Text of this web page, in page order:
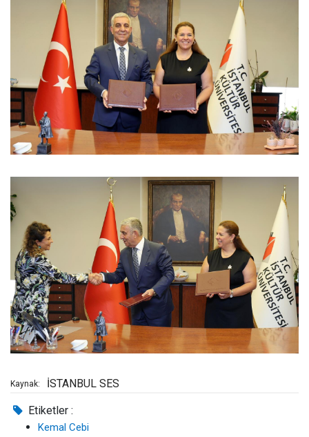
Kaynak: İSTANBUL SES
Etiketler :
Kemal Cebi